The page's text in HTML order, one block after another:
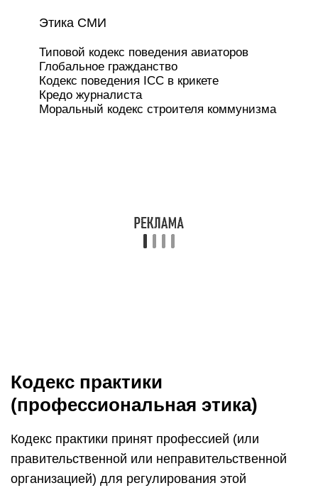
Этика СМИ
Типовой кодекс поведения авиаторов
Глобальное гражданство
Кодекс поведения ICC в крикете
Кредо журналиста
Моральный кодекс строителя коммунизма
Кодекс практики
(профессиональная этика)
Кодекс практики принят профессией (или
правительственной или неправительственной
организацией) для регулирования этой